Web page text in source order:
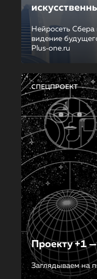
Нейросеть Сбера
видение
Plus‑one.ru
СПЕЦПРОЕКТ
Проекту +1 —
Заглядываем на